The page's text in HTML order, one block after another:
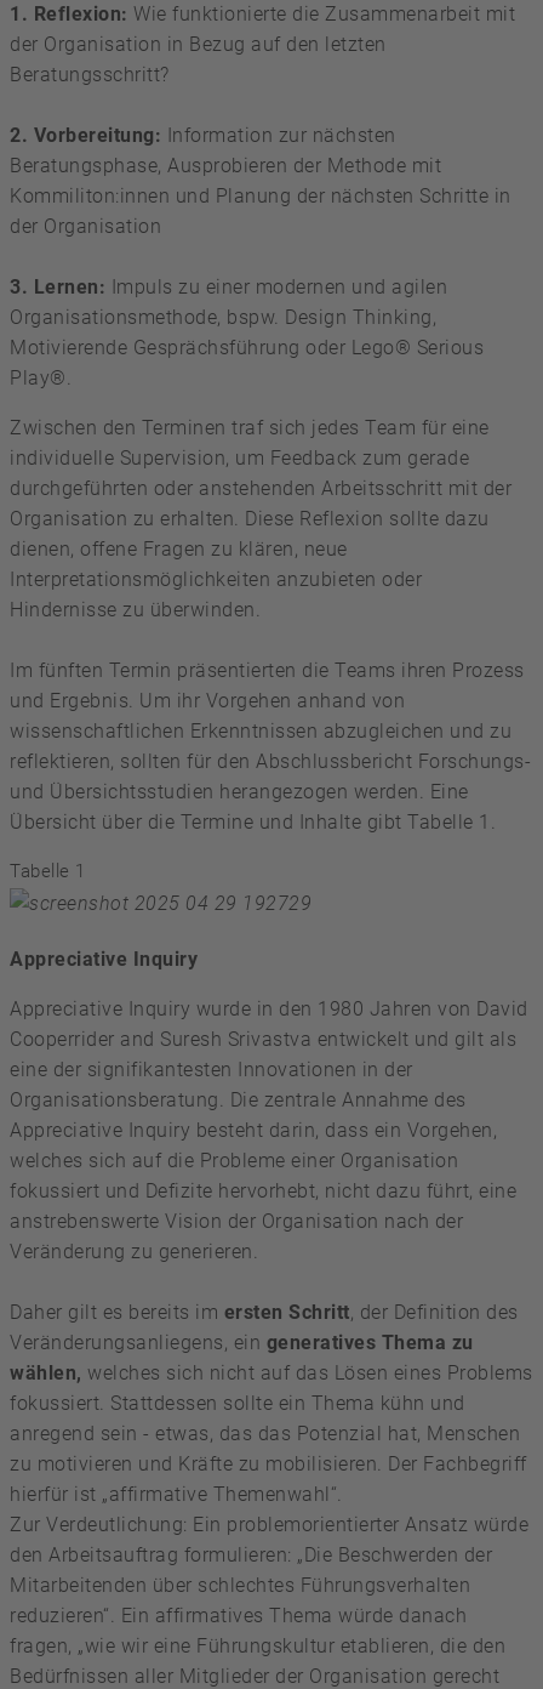
1. Reflexion: Wie funktionierte die Zusammenarbeit mit
der Organisation in Bezug auf den letzten
Beratungsschritt?
2. Vorbereitung: Information zur nächsten
Beratungsphase, Ausprobieren der Methode mit
Kommiliton:innen und Planung der nächsten Schritte in
der Organisation
3. Lernen: Impuls zu einer modernen und agilen
Organisationsmethode, bspw. Design Thinking,
Motivierende Gesprächsführung oder Lego® Serious
Play®.
Zwischen den Terminen traf sich jedes Team für eine
individuelle Supervision, um Feedback zum gerade
durchgeführten oder anstehenden Arbeitsschritt mit der
Organisation zu erhalten. Diese Reflexion sollte dazu
dienen, offene Fragen zu klären, neue
Interpretationsmöglichkeiten anzubieten oder
Hindernisse zu überwinden.
Im fünften Termin präsentierten die Teams ihren Prozess
und Ergebnis. Um ihr Vorgehen anhand von
wissenschaftlichen Erkenntnissen abzugleichen und zu
reflektieren, sollten für den Abschlussbericht Forschungs-
und Übersichtsstudien herangezogen werden. Eine
Übersicht über die Termine und Inhalte gibt Tabelle 1.
Tabelle 1
Appreciative Inquiry
Appreciative Inquiry wurde in den 1980 Jahren von David
Cooperrider and Suresh Srivastva entwickelt und gilt als
eine der signifikantesten Innovationen in der
Organisationsberatung. Die zentrale Annahme des
Appreciative Inquiry besteht darin, dass ein Vorgehen,
welches sich auf die Probleme einer Organisation
fokussiert und Defizite hervorhebt, nicht dazu führt, eine
anstrebenswerte Vision der Organisation nach der
Veränderung zu generieren.
Daher gilt es bereits im ersten Schritt, der Definition des
Veränderungsanliegens, ein generatives Thema zu
wählen, welches sich nicht auf das Lösen eines Problems
fokussiert. Stattdessen sollte ein Thema kühn und
anregend sein - etwas, das das Potenzial hat, Menschen
zu motivieren und Kräfte zu mobilisieren. Der Fachbegriff
hierfür ist „affirmative Themenwahl“.
Zur Verdeutlichung: Ein problemorientierter Ansatz würde
den Arbeitsauftrag formulieren: „Die Beschwerden der
Mitarbeitenden über schlechtes Führungsverhalten
reduzieren“. Ein affirmatives Thema würde danach
fragen, „wie wir eine Führungskultur etablieren, die den
Bedürfnissen aller Mitglieder der Organisation gerecht